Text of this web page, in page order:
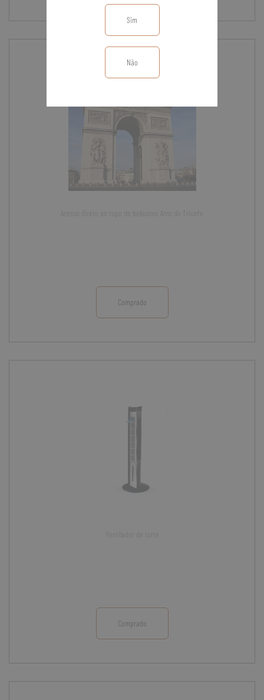
Sim
Não
1/10
Acesso direto ao topo do belíssimo Arco do Triunfo
Comprado
Ventilador de torre
Comprado